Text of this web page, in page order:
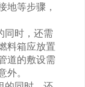
地等步骤，
同时，还需
料箱应放置
道的敷设需
外。